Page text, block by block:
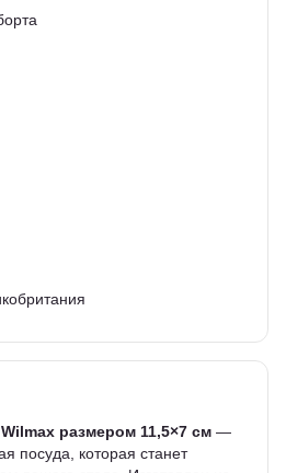
Wilmax размером 11,5×7 см —
посуда, которая станет